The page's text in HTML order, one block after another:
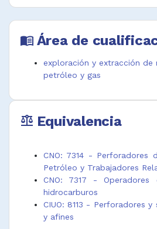
menu_book Área de
exploración y extracción de
petróleo y gas
balance Equivalencia
CNO: 7314 - Perforadores
Petróleo y Trabajadores
CNO: 7317 -
hidrocarburos
CIUO: 8113 - Perforadores
y afines